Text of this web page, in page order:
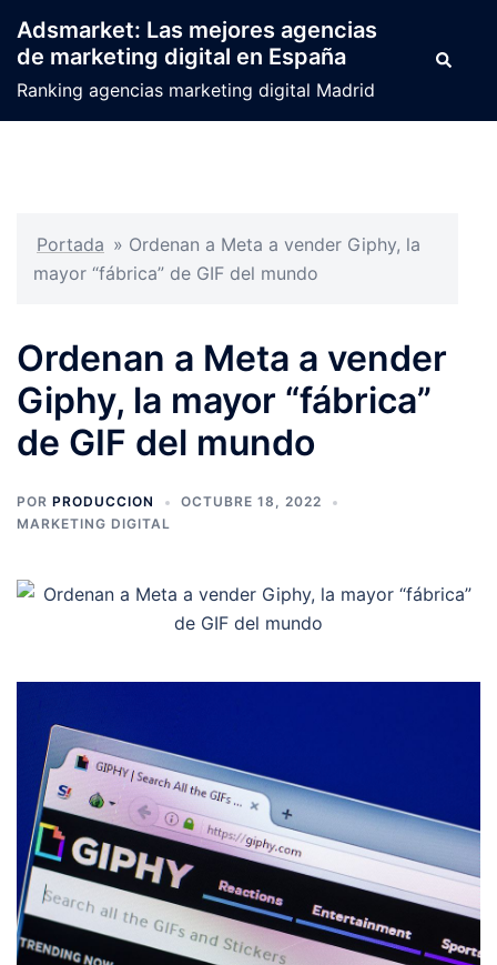
contenido
Adsmarket: Las mejores agencias
de marketing digital en España
Ranking agencias marketing digital Madrid
Buscar
Portada » Ordenan a Meta a vender Giphy, la
mayor “fábrica” de GIF del mundo
Ordenan a Meta a vender
Giphy, la mayor “fábrica”
de GIF del mundo
POR PRODUCCION
OCTUBRE 18, 2022
MARKETING DIGITAL